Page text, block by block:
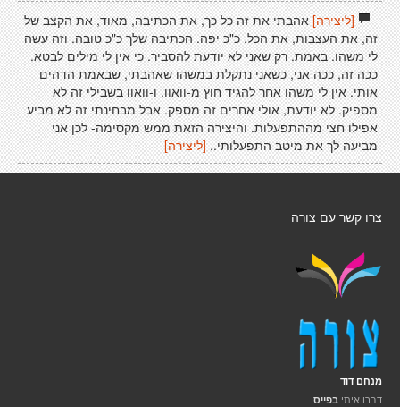
[ליצירה]אהבתי את זה כל כך, את הכתיבה, מאוד, את הקצב של
זה, את העצבות, את הכל. כ"כ יפה. הכתיבה שלך כ"כ טובה. וזה עשה
לי משהו. באמת. רק שאני לא יודעת להסביר. כי אין לי מילים לבטא.
ככה זה, ככה אני, כשאני נתקלת במשהו שאהבתי, שבאמת הדהים
אותי. אין לי משהו אחר להגיד חוץ מ-וואוו. ו-וואוו בשבילי זה לא
מספיק. לא יודעת, אולי אחרים זה מספק. אבל מבחינתי זה לא מביע
אפילו חצי מההתפעלות. והיצירה הזאת ממש מקסימה- לכן אני
מביעה לך את מיטב התפעלותי..[ליצירה]
צרו קשר עם צורה
מנחם דוד
דברו איתי בפייס